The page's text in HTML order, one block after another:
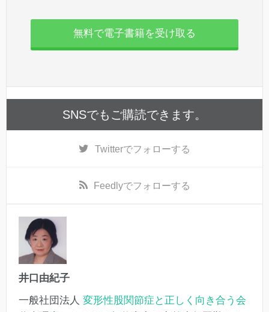
無料で電子書籍を受け取る
SNSでもご購読できます。
Twitterでフォローする
Feedlyでフォローする
井口由紀子
一般社団法人 変形性股関節症と正しく向き合う会